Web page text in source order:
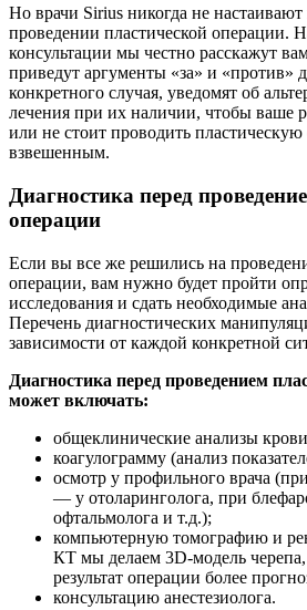
Но врачи Sirius никогда не
проведении пластической операции.
консультации мы честно расскажут
приведут аргументы «за» и «против»
конкретного случая, уведомят об
лечения при их наличии, чтобы ваше
или не стоит проводить
взвешенным.
Диагностика перед
операции
Если вы все же решились на
операции, вам нужно будет пройти
исследования и сдать необходимые
Перечень диагностических
зависимости от каждой конкретной
Диагностика перед проведением
может включать:
общеклинические анализы
коагулограмму (анализ
осмотр у профильного врача
— у отоларинголога, при
офтальмолога и т.д.);
компьютерную томографию и
КТ мы делаем 3D-модель черепа,
результат операции более
консультацию анестезиолога.